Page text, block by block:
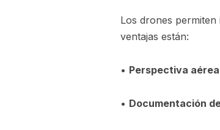
Los drones
ventajas están:
• Perspectiva
• Documentación